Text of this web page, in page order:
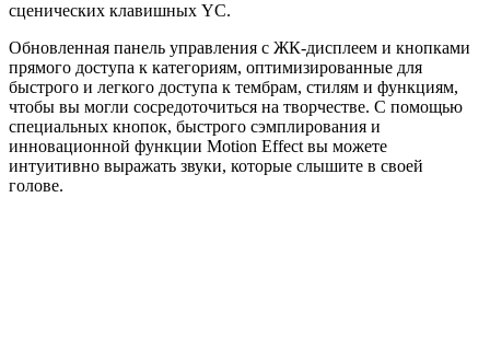
сценических клавишных YC.
Обновленная панель управления с ЖК-дисплеем и кнопками
прямого доступа к категориям, оптимизированные для
быстрого и легкого доступа к тембрам, стилям и функциям,
чтобы вы могли сосредоточиться на творчестве. С помощью
специальных кнопок, быстрого сэмплирования и
инновационной функции Motion Effect вы можете
интуитивно выражать звуки, которые слышите в своей
голове.